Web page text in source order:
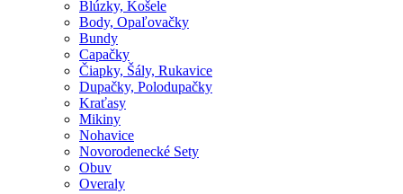
Blúzky, Košele
Body, Opaľovačky
Bundy
Capačky
Čiapky, Šály, Rukavice
Dupačky, Polodupačky
Kraťasy
Mikiny
Nohavice
Novorodenecké Sety
Obuv
Overaly